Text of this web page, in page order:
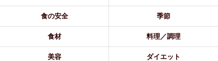
食の安全 季節
食材 料理／調理
美容 ダイエット